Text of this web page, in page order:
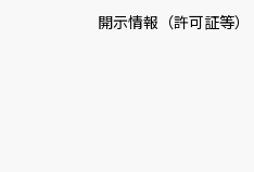
開示情報（許可証等）